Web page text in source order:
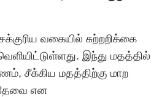
வகையில் சுற்றறிக்கை
இந்து மதத்தில்
சீக்கிய மதத்திற்கு மாற
என